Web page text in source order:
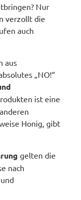
Nur
verzollt die
auch
aus
„NO!“
ist eine
Honig, gibt
gelten die
nach